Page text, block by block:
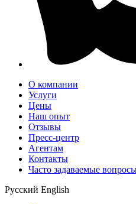
О компании
Услуги
Цены
Наш опыт
Отзывы
Пресс-центр
Агентам
Контакты
Часто задаваемые
Русский English